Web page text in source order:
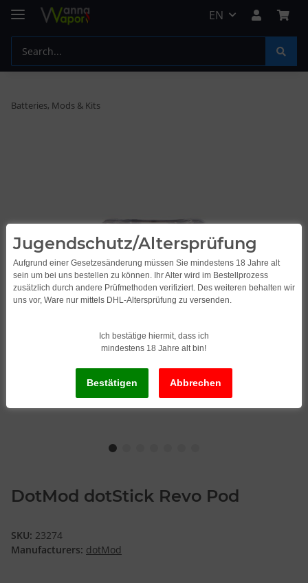
EN
Batteries, Mods & Kits
DotMod dotStick Revo Pod
SKU: 23274
Manufacturers: dotMod
Jugendschutz/Altersprüfung
Aufgrund einer Gesetzesänderung müssen Sie mindestens 18 Jahre alt
sein um bei uns bestellen zu können. Ihr Alter wird im Bestellprozess
zusätzlich durch andere Prüfmethoden verifiziert. Des weiteren behalten wir
uns vor, Ware nur mittels DHL-Altersprüfung zu versenden.
Ich bestätige hiermit, dass ich
mindestens 18 Jahre alt bin!